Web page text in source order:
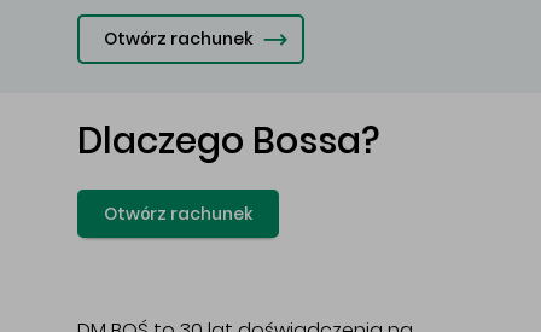
Otwórz rachunek
Dlaczego Bossa?
Otwórz rachunek